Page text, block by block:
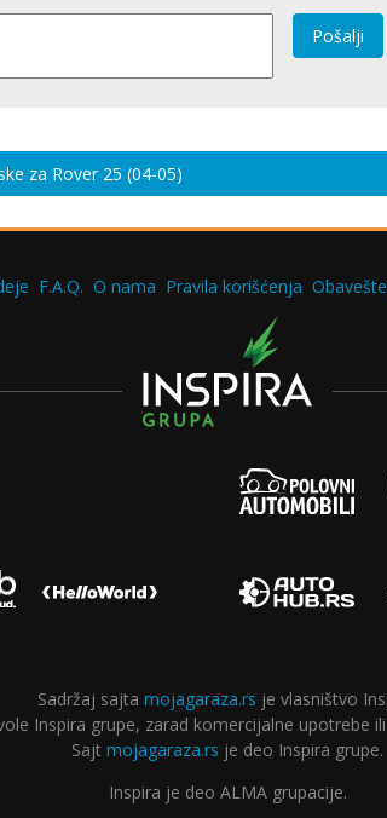
Pošalji
za Rover 25 (04-05)
F.A.Q. O nama Pravila korišćenja
Sadržaj sajta mojagaraza.rs je vlasništvo
Inspira grupe, zarad komercijalne upotrebe
Sajt mojagaraza.rs je deo Inspira grupe.
Inspira je deo ALMA grupacije.